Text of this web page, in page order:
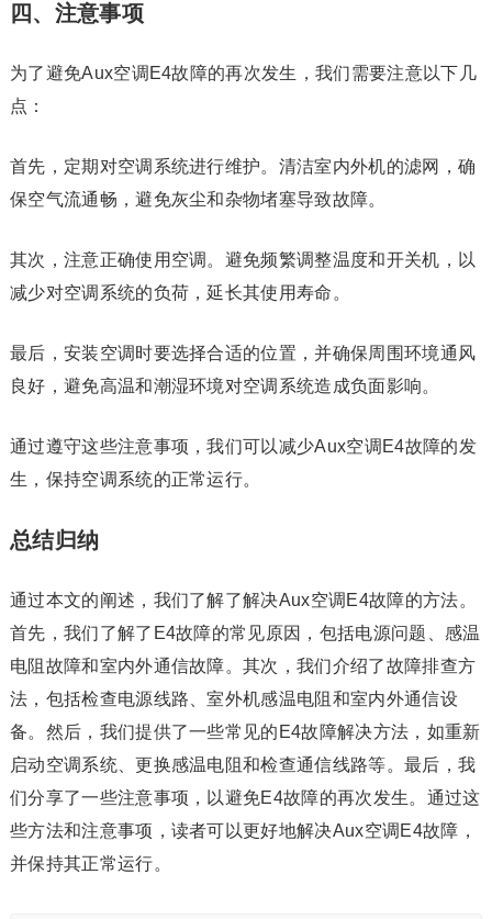
四、注意事项
为了避免Aux空调E4故障的再次发生，我们需要注意以下几
点：
首先，定期对空调系统进行维护。清洁室内外机的滤网，确
保空气流通畅，避免灰尘和杂物堵塞导致故障。
其次，注意正确使用空调。避免频繁调整温度和开关机，以
减少对空调系统的负荷，延长其使用寿命。
最后，安装空调时要选择合适的位置，并确保周围环境通风
良好，避免高温和潮湿环境对空调系统造成负面影响。
通过遵守这些注意事项，我们可以减少Aux空调E4故障的发
生，保持空调系统的正常运行。
总结归纳
通过本文的阐述，我们了解了解决Aux空调E4故障的方法。
首先，我们了解了E4故障的常见原因，包括电源问题、感温
电阻故障和室内外通信故障。其次，我们介绍了故障排查方
法，包括检查电源线路、室外机感温电阻和室内外通信设
备。然后，我们提供了一些常见的E4故障解决方法，如重新
启动空调系统、更换感温电阻和检查通信线路等。最后，我
们分享了一些注意事项，以避免E4故障的再次发生。通过这
些方法和注意事项，读者可以更好地解决Aux空调E4故障，
并保持其正常运行。